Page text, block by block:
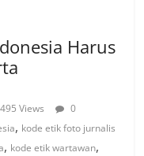
Harus
495 Views
0
, kode etik foto jurnalis
, kode etik wartawan,